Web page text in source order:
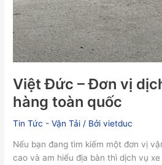
Việt Đức – Đơn vị
hàng toàn quốc
Tin Tức - Vận Tải / Bởivietduc
Nếu bạn đang tìm kiếm một đơn vị
cao và am hiểu địa bàn thì dịch vụ